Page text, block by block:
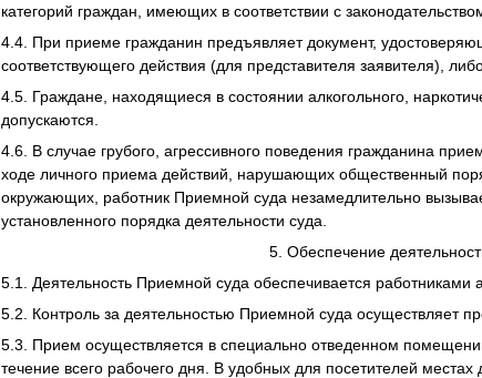
категорий граждан, имеющих в соответствии с
4.4. При приеме гражданин предъявляет документ,
соответствующего действия (для представителя заявителя),
4.5. Граждане, находящиеся в состоянии алкогольного,
допускаются.
4.6. В случае грубого, агрессивного поведения гражданина
ходе личного приема действий, нарушающих общественный
окружающих, работник Приемной суда незамедлительно
установленного порядка деятельности суда.
5. Обеспечение
5.1. Деятельность Приемной суда обеспечивается работниками
5.2. Контроль за деятельностью Приемной суда осуществляет
5.3. Прием осуществляется в специально отведенном
течение всего рабочего дня. В удобных для посетителей